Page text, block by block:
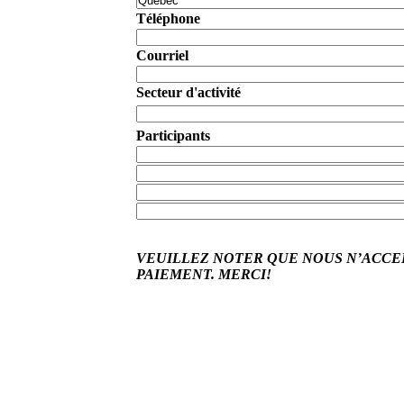
Téléphone
Courriel
Secteur d'activité
Participants
VEUILLEZ NOTER QUE NOUS
PAIEMENT. MERCI!